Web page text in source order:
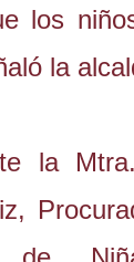
los
la
la